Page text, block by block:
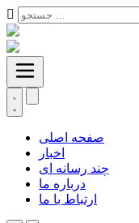
صفحه اصلی
اخبار
چند رسانه ای
درباره ما
ارتباط با ما